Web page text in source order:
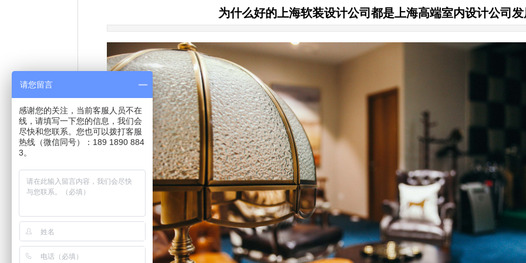
为什么好的上海软装设计公司都是上海高端室内设计公司
请您留言
感谢您的关注，当前客服人员不在
线，请填写一下您的信息，我们会
尽快和您联系。您也可以拨打客服
热线（微信同号）：189 1890 884
3。